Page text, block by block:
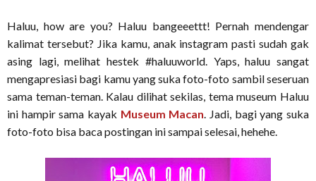
Haluu, how are you? Haluu bangeeettt! Pernah mendengar
kalimat tersebut? Jika kamu, anak instagram pasti sudah gak
asing lagi, melihat hestek #haluuworld. Yaps, haluu sangat
mengapresiasi bagi kamu yang suka foto-foto sambil seseruan
sama teman-teman. Kalau dilihat sekilas, tema museum Haluu
ini hampir sama kayak Museum Macan. Jadi, bagi yang suka
foto-foto bisa baca postingan ini sampai selesai, hehehe.